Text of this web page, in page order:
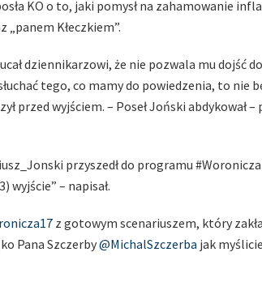
KO o to, jaki pomysł na zahamowanie
„panem Kłeczkiem”.
dziennikarzowi, że nie pozwala mu dojść do
tego, co mamy do powiedzenia, to nie
przed wyjściem. – Poseł Joński abdykował –
przyszedł do programu
wyjście” – napisał.
z gotowym scenariuszem, który
Pana Szczerby@MichalSzczerba jak